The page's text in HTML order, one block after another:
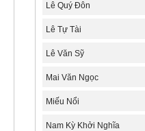
Lê Quý Đôn
Lê Tự Tài
Lê Văn Sỹ
Mai Văn Ngọc
Miếu Nổi
Nam Kỳ Khởi Nghĩa